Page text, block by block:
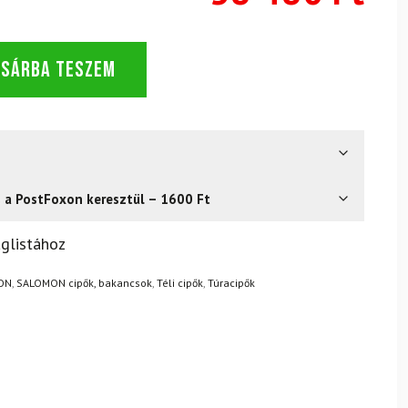
TESZEM
a PostFoxon keresztül – 1600 Ft
gond – a terméket egyszerűen visszaküldheti 14
, SALOMON cipők, bakancsok, Téli cipők, Túracipők